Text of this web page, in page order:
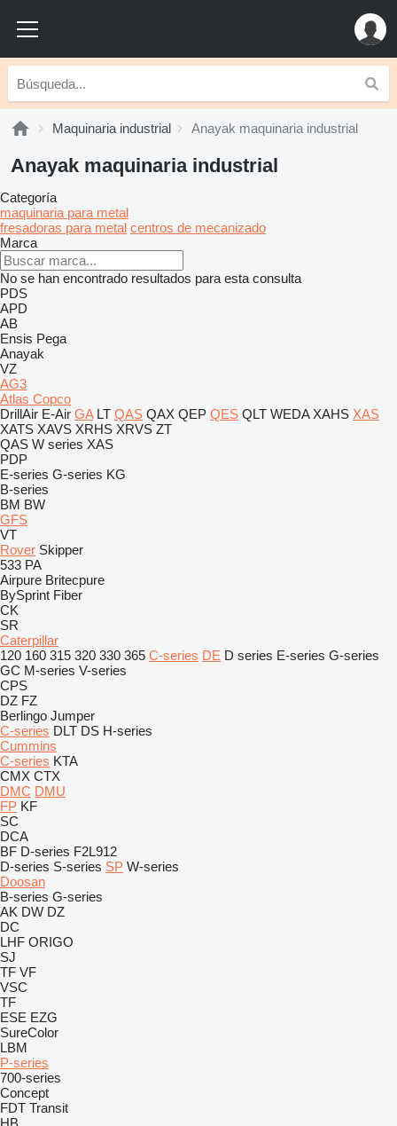
Maquinaria industrial Anayak maquinaria industrial
Anayak maquinaria industrial
Categoría
maquinaria para metal
fresadoras para metal centros de mecanizado
Marca
No se han encontrado resultados para esta consulta
PDS
APD
AB
Ensis Pega
Anayak
VZ
AG3
Atlas Copco
DrillAir E-Air GA LT QAS QAX QEP QES QLT WEDA XAHS XAS
XATS XAVS XRHS XRVS ZT
QAS W series XAS
PDP
E-series G-series KG
B-series
BM BW
GFS
VT
Rover Skipper
533 PA
Airpure Britecpure
BySprint Fiber
CK
SR
Caterpillar
120 160 315 320 330 365 C-series DE D series E-series G-series
GC M-series V-series
CPS
DZ FZ
Berlingo Jumper
C-series DLT DS H-series
Cummins
C-series KTA
CMX CTX
DMC DMU
FP KF
SC
DCA
BF D-series F2L912
D-series S-series SP W-series
Doosan
B-series G-series
AK DW DZ
DC
LHF ORIGO
SJ
TF VF
VSC
TF
ESE EZG
SureColor
LBM
P-series
700-series
Concept
FDT Transit
HB